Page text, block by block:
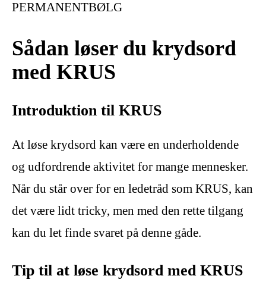
PERMANENTBØLG
Sådan løser du krydsord
med KRUS
Introduktion til KRUS
At løse krydsord kan være en underholdende
og udfordrende aktivitet for mange mennesker.
Når du står over for en ledetråd som KRUS, kan
det være lidt tricky, men med den rette tilgang
kan du let finde svaret på denne gåde.
Tip til at løse krydsord med KRUS